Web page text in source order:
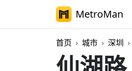
MetroMan
首页 城市 深圳